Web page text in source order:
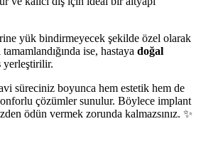
yük bindirmeyecek şekilde özel olarak
ise, hastaya doğal
yerleştirilir.
süreciniz boyunca hem estetik hem de
çözümler sunulur. Böylece implant
ödün vermek zorunda kalmazsınız. ✨